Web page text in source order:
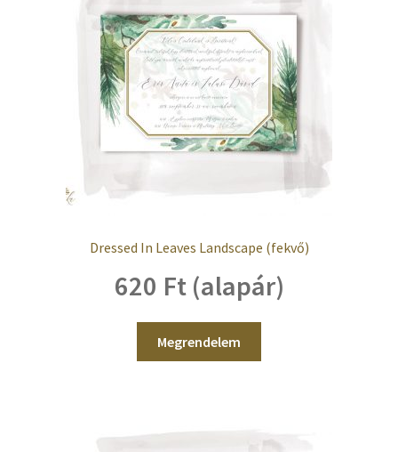
Dressed In Leaves Landscape (fekvő)
620 Ft (alapár)
Megrendelem